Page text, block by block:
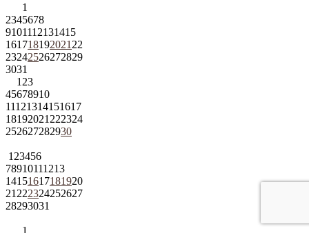
1
2345678
9101112131415
161718192021 22
23242526272829
3031
1 23
45678910
11121314151617
18192021 222324
252627282930
1 23456
78910111213
14151617181920
21 222324252627
28293031
1